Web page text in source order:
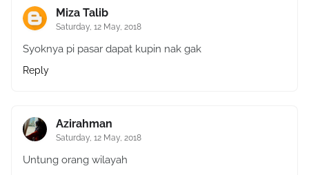
Miza Talib
Saturday, 12 May, 2018
Syoknya pi pasar dapat kupin nak gak
Reply
Azirahman
Saturday, 12 May, 2018
Untung orang wilayah